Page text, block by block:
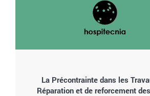
La Précontrainte dans les
Réparation et de reforcement